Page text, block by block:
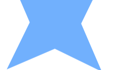
Añade fondos a tu
Comprar con
Tarjeta de crédito / débito
Utiliza tarjetas Visa y